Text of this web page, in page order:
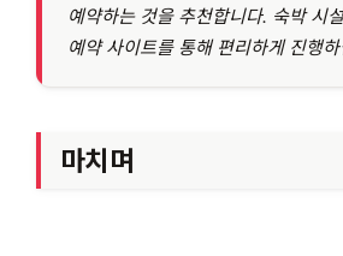
예약하는 것을 추천합니다. 숙박 시
예약 사이트를 통해 편리하게 진행
마치며